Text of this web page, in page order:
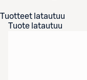
Tuotteet latautuu
Tuote latautuu